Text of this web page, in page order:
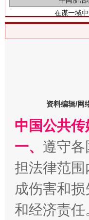
资料编辑/网
中国公共
一、 遵守
担法律范
成伤害和
和经济责